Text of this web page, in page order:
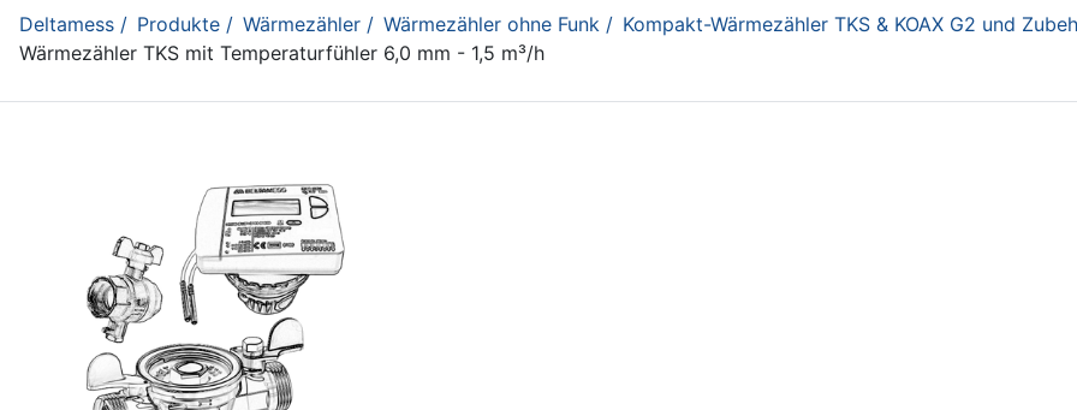
Deltamess / Produkte / Wärmezähler / Wärmezähler ohne Funk / Kompakt-Wärmezähler TKS & KOAX G2 und
Wärmezähler TKS mit Temperaturfühler 6,0 mm - 1,5 m³/h